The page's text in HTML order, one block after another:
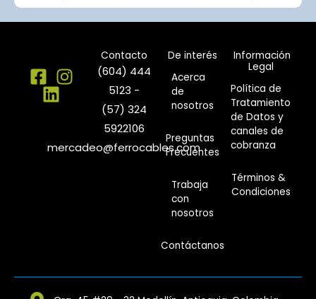
Contacto
(604) 444
5123 -
(57) 324
5922106
mercadeo@ferrocables.com
De interés
Acerca
de
nosotros
Preguntas
Frecuentes
Trabaja
con
nosotros
Contáctanos
Información
Legal
Política de
Tratamiento
de Datos y
canales de
cobranza
Términos &
Condiciones